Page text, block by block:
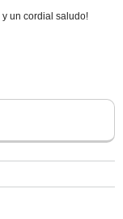
un cordial saludo!